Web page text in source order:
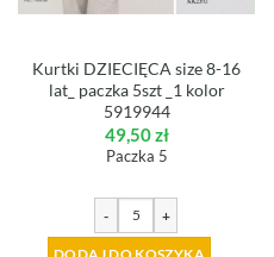
Kurtki DZIECIĘCA size 8-16
lat_ paczka 5szt _1 kolor
5919944
49,50zł
Paczka 5
- +